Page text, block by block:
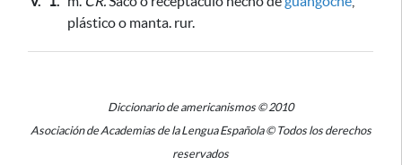
plástico o manta. rur.
Diccionario de americanismos © 2010
Asociación de Academias de la Lengua Española © Todos los derechos
reservados